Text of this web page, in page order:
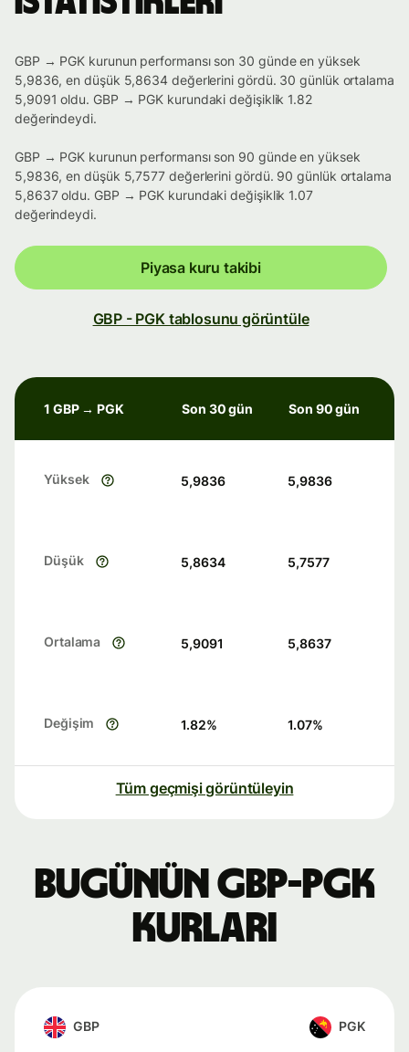
GBP → PGK kurunun performansı son 30 günde en yüksek
5,9836, en düşük 5,8634 değerlerini gördü. 30 günlük ortalama
5,9091 oldu. GBP → PGK kurundaki değişiklik 1.82
değerindeydi.
GBP → PGK kurunun performansı son 90 günde en yüksek
5,9836, en düşük 5,7577 değerlerini gördü. 90 günlük ortalama
5,8637 oldu. GBP → PGK kurundaki değişiklik 1.07
değerindeydi.
Piyasa kuru takibi
GBP - PGK tablosunu görüntüle
1 GBP → PGK Son 30 gün Son 90 gün
Yüksek 5,9836 5,9836
Düşük 5,8634 5,7577
Ortalama 5,9091 5,8637
Değişim 1.82% 1.07%
Tüm geçmişi görüntüleyin
Bugünün GBP-PGK
kurları
GBP PGK